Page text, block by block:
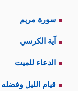
سورة مريم
آية الكرسي
الدعاء للميت
قيام الليل وفضله